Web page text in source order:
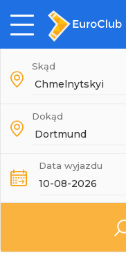
Skąd
Dokąd
Data wyjazdu